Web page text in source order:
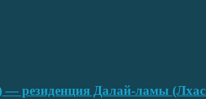
— резиденция Далай-ламы